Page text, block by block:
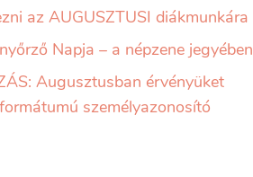
az AUGUSZTUSI diákmunkára
Napja – a népzene jegyében
Augusztusban érvényüket
személyazonosító